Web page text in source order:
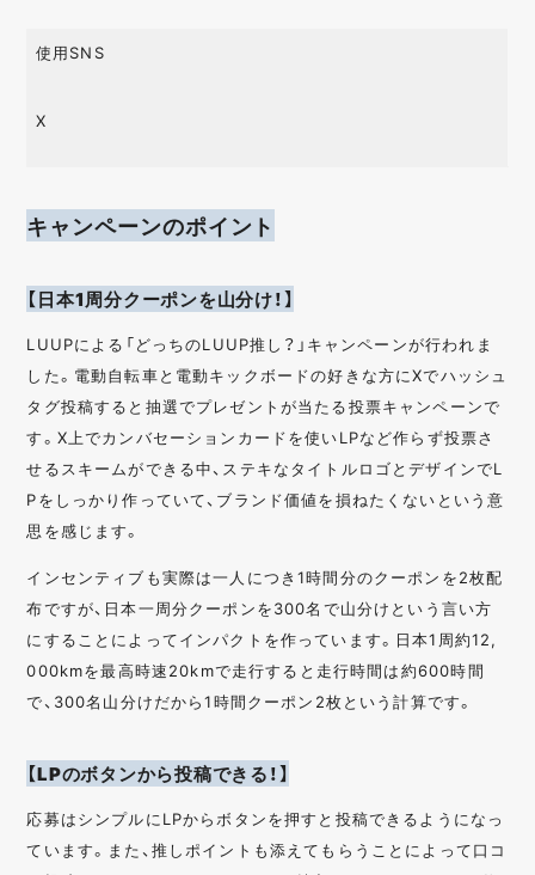
使用SNS
X
キャンペーンのポイント
【日本1周分クーポンを山分け！】
LUUPによる「どっちのLUUP推し？」キャンペーンが行われま
した。電動自転車と電動キックボードの好きな方にXでハッシュ
タグ投稿すると抽選でプレゼントが当たる投票キャンペーンで
す。X上でカンバセーションカードを使いLPなど作らず投票さ
せるスキームができる中、ステキなタイトルロゴとデザインでL
Pをしっかり作っていて、ブランド価値を損ねたくないという意
思を感じます。
インセンティブも実際は一人につき1時間分のクーポンを2枚配
布ですが、日本一周分クーポンを300名で山分けという言い方
にすることによってインパクトを作っています。日本1周約12,
000kmを最高時速20kmで走行すると走行時間は約600時間
で、300名山分けだから1時間クーポン2枚という計算です。
【LPのボタンから投稿できる！】
応募はシンプルにLPからボタンを押すと投稿できるようになっ
ています。また、推しポイントも添えてもらうことによって口コ